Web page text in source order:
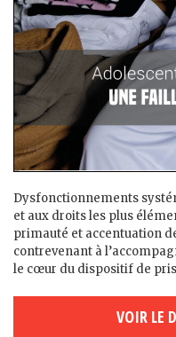
Dysfonctionnements
et aux droits les plus
primauté et accentuation
contrevenant à
le cœur du dispositif de
VOIR LE